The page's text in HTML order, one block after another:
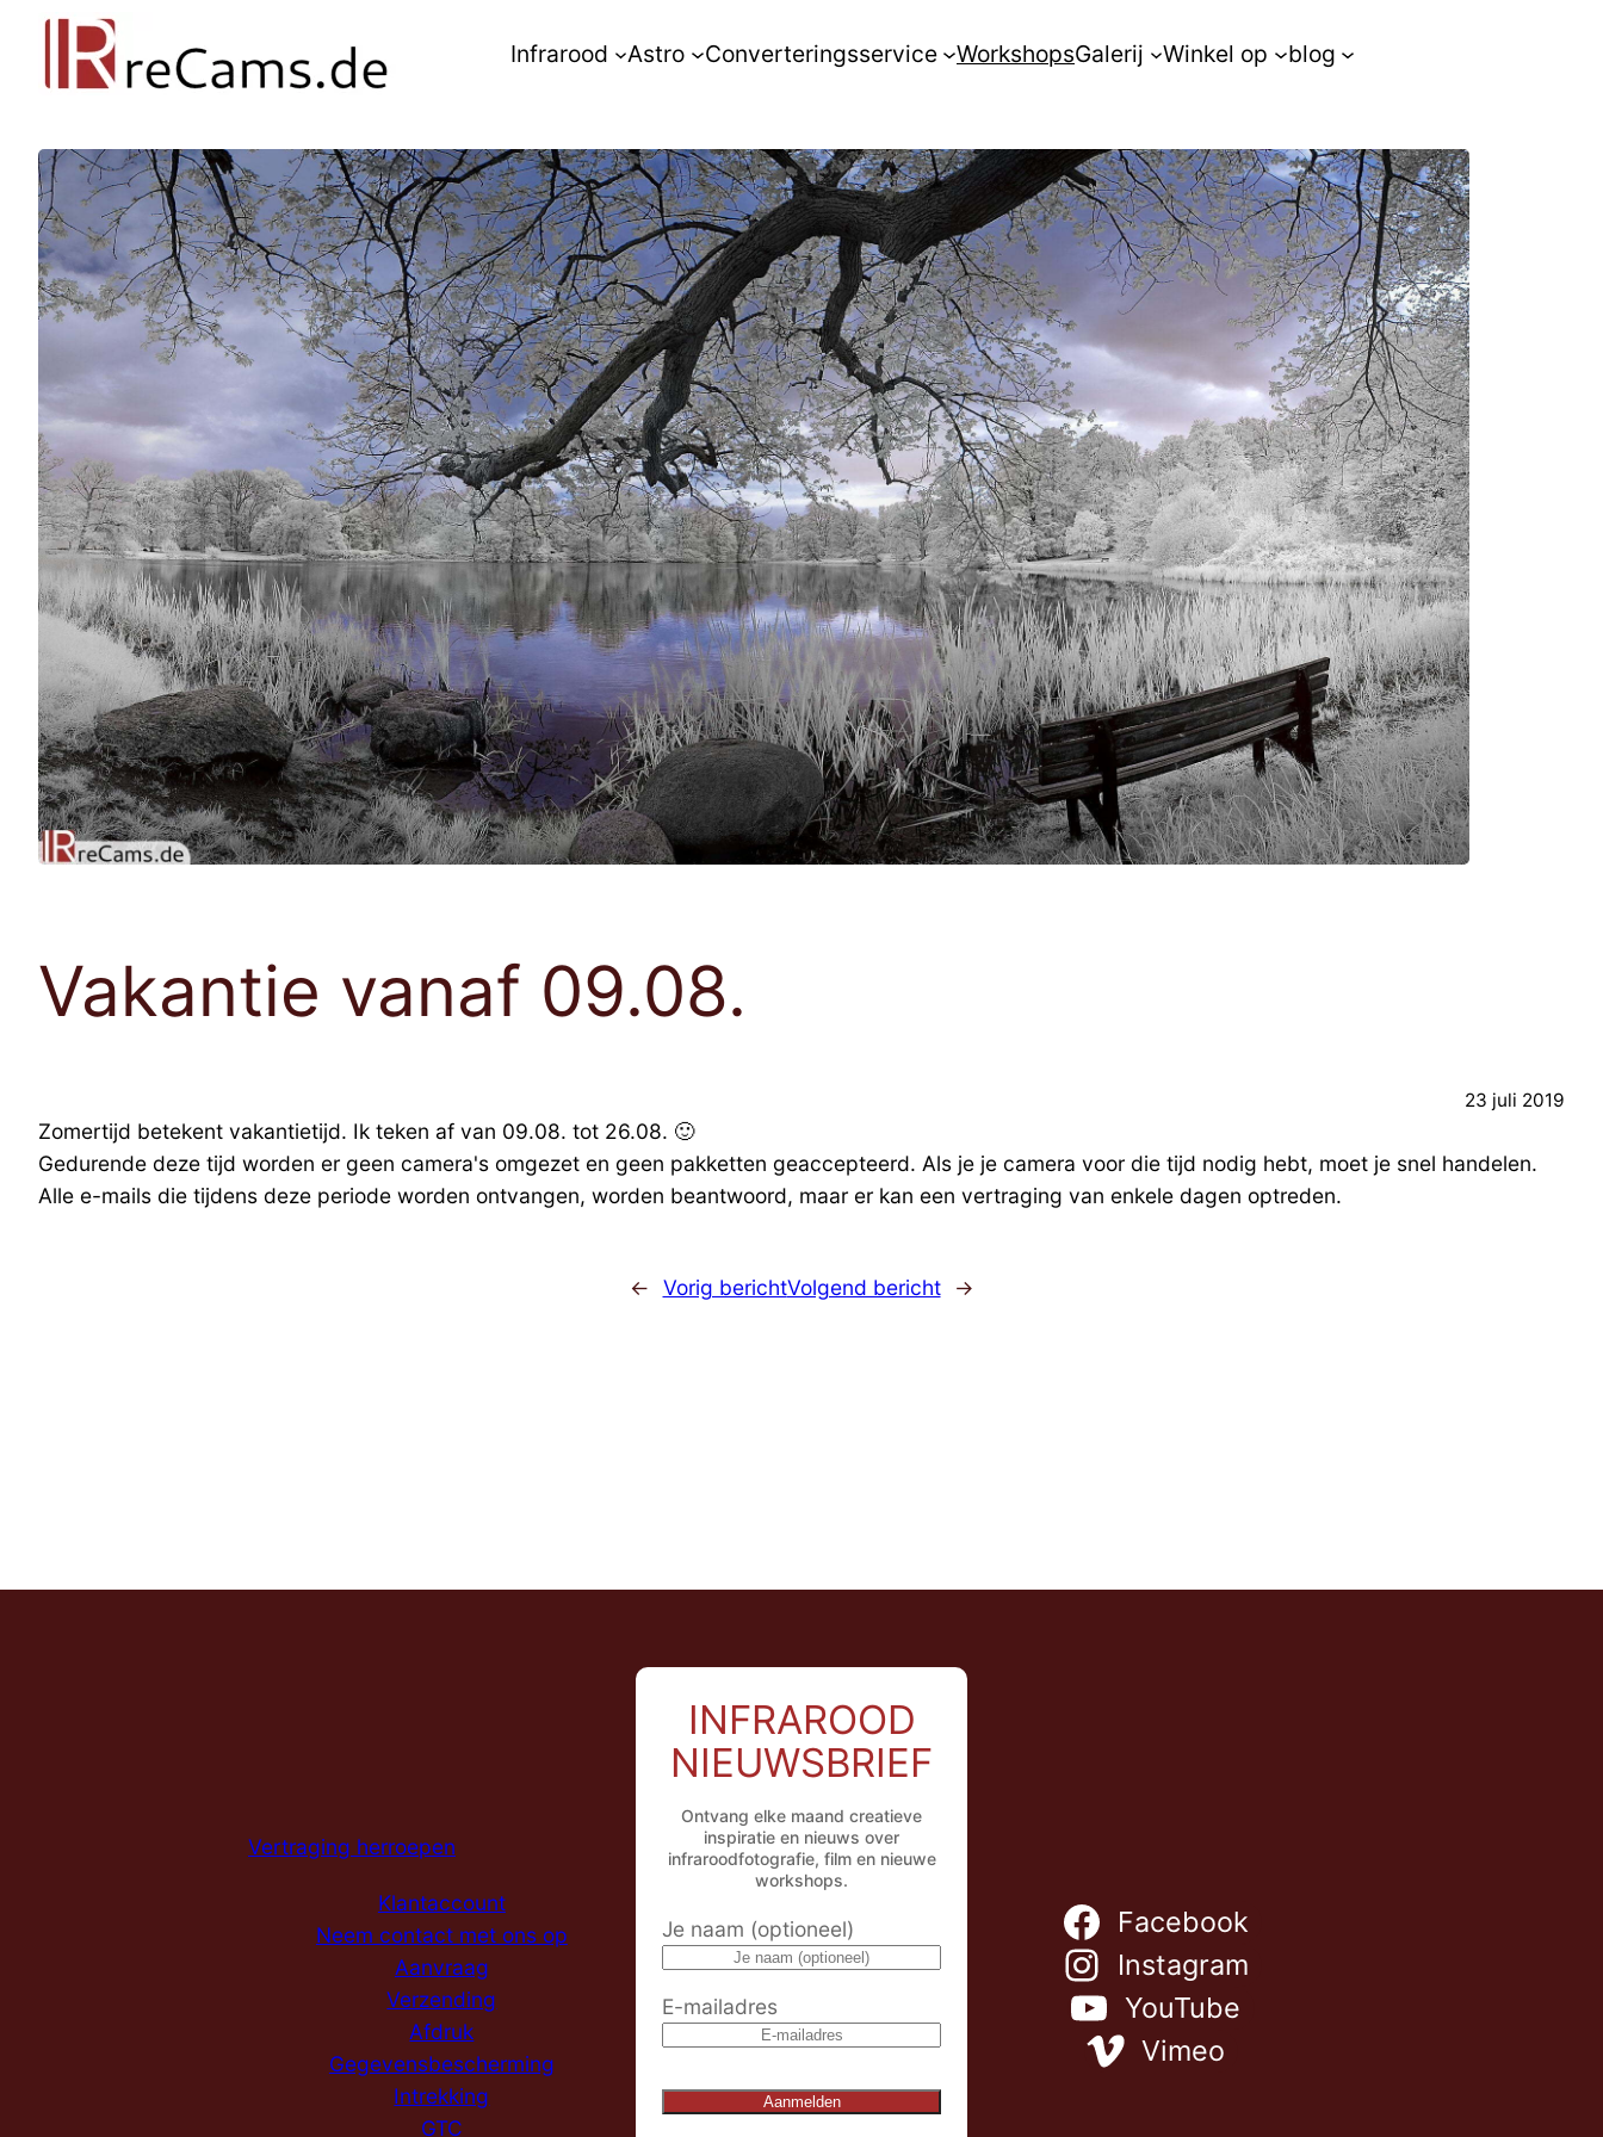
Infrarood Astro Converteringsservice WorkshopsGalerij Winkel op blog
Vakantie vanaf 09.08.
23 juli 2019
Zomertijd betekent vakantietijd. Ik teken af van 09.08. tot 26.08. 🙂
Gedurende deze tijd worden er geen camera's omgezet en geen pakketten geaccepteerd. Als je je camera voor die tijd nodig hebt, moet je snel handelen.
Alle e-mails die tijdens deze periode worden ontvangen, worden beantwoord, maar er kan een vertraging van enkele dagen optreden.
← Vorig berichtVolgend bericht →
Vertraging herroepen
Klantaccount
Neem contact met ons op
Aanvraag
Verzending
Afdruk
Gegevensbescherming
Intrekking
GTC
INFRAROOD
NIEUWSBRIEF
Ontvang elke maand creatieve
inspiratie en nieuws over
infraroodfotografie, film en nieuwe
workshops.
Je naam (optioneel)
E-mailadres
Facebook
Instagram
YouTube
Vimeo